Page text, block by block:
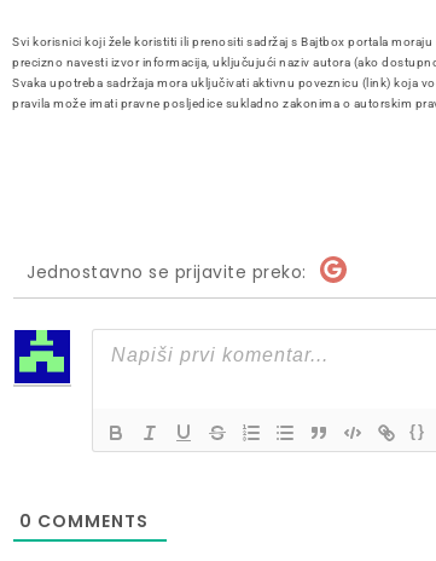
Svi korisnici koji žele koristiti ili prenositi sadržaj s Bajtbox portala
precizno navesti izvor informacija, uključujući naziv autora (ako
Svaka upotreba sadržaja mora uključivati aktivnu poveznicu (link) koja
pravila može imati pravne posljedice sukladno zakonima o autorskim
Jednostavno se prijavite preko:
{}
0 COMMENTS